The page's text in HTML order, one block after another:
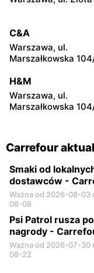
Carrefour
28
Carrefour
20
Carrefour
C&A
Warszawa, ul.
Marszałkowska
H&M
Warszawa, ul.
Marszałkowska
Carrefour
Smaki od
dostawców -
Ważna od 2026-08-03
08-08
Psi Patrol rusza po
nagrody -
Ważna od 2026-07-30
08-22